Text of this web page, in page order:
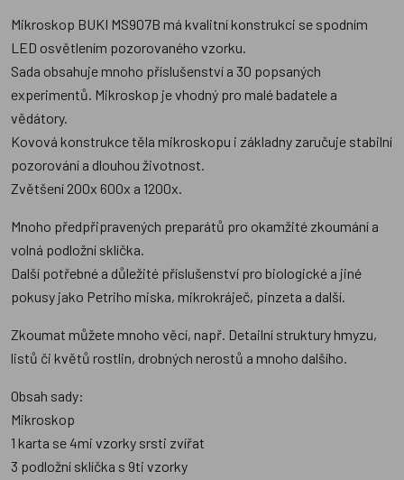
Mikroskop BUKI MS907B má kvalitní konstrukci se spodním
LED osvětlením pozorovaného vzorku.
Sada obsahuje mnoho příslušenství a 30 popsaných
experimentů. Mikroskop je vhodný pro malé badatele a
vědátory.
Kovová konstrukce těla mikroskopu i základny zaručuje stabilní
pozorování a dlouhou životnost.
Zvětšení 200x 600x a 1200x.
Mnoho předpřipravených preparátů pro okamžité zkoumání a
volná podložní sklíčka.
Další potřebné a důležité příslušenství pro biologické a jiné
pokusy jako Petriho miska, mikrokráječ, pinzeta a další.
Zkoumat můžete mnoho věcí, např. Detailní struktury hmyzu,
listů či květů rostlin, drobných nerostů a mnoho dalšího.
Obsah sady:
Mikroskop
1 karta se 4mi vzorky srsti zvířat
3 podložní sklíčka s 9ti vzorky